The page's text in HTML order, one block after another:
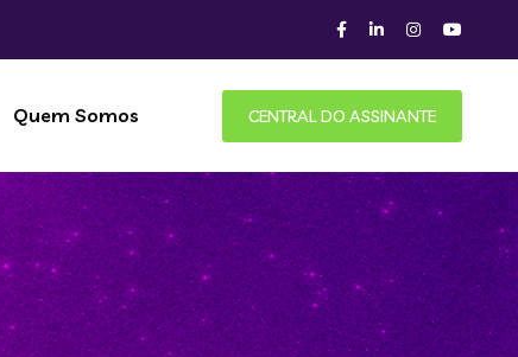
Quem Somos CENTRAL DO ASSINANTE